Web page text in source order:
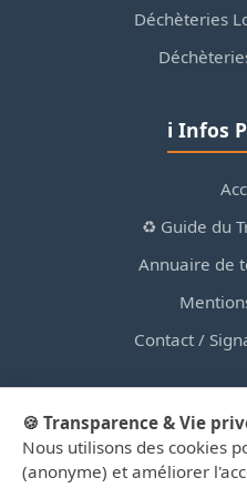
Déchèteries
ℹ️ Infos
♻️ Guide du
Annuaire de
Contact /
© 2026
d'information privé,
🍪 Transparence & Vie
Nous utilisons des cookies
(anonyme) et améliorer